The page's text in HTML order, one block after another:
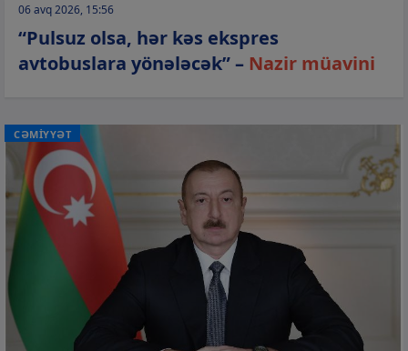
06 avq 2026, 15:56
“Pulsuz olsa, hər kəs ekspres
avtobuslara yönələcək” – Nazir müavini
CƏMİYYƏT